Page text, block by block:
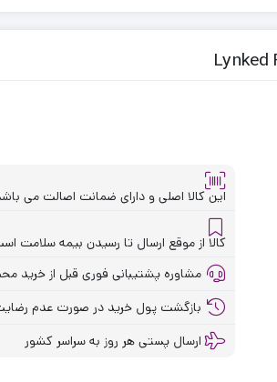
این کالا اصلی و دارای ضمانت اصالت می
کالا از موقع ارسال تا رسیدن بیمه سلامت
مشاوره پشتیبانی فوری قبل از خرید
بازگشت پول خرید در صورت عدم
ارسال پستی هر روز به سراسر کشور